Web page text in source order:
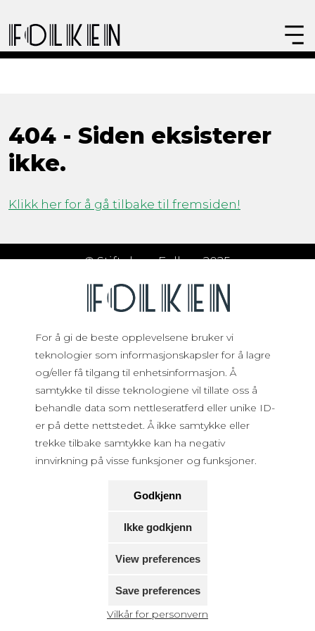
For å gi de beste opplevelsene bruker vi
teknologier som informasjonskapsler for å lagre
og/eller få tilgang til enhetsinformasjon. Å
samtykke til disse teknologiene vil tillate oss å
behandle data som nettleseratferd eller unike ID-
er på dette nettstedet. Å ikke samtykke eller
trekke tilbake samtykke kan ha negativ
innvirkning på visse funksjoner og funksjoner.
Godkjenn
Ikke godkjenn
View preferences
Save preferences
Vilkår for personvern
404 - Siden eksisterer
ikke.
Klikk her for å gå tilbake til fremsiden!
© Stiftelsen Folken 2025